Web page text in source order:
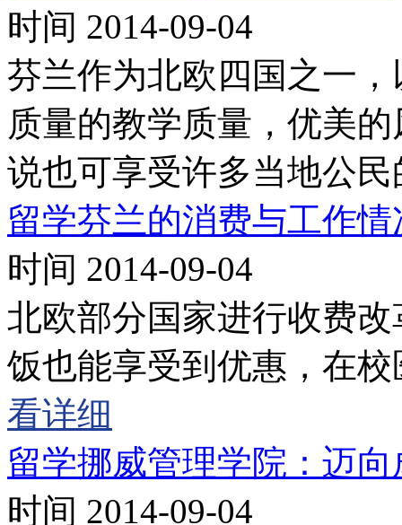
时间 2014-09-04
芬兰作为北欧四国之一
质量的教学质量，优美
说也可享受许多当地公
留学芬兰的消费与工作情
时间 2014-09-04
北欧部分国家进行收费
饭也能享受到优惠，在
看详细
留学挪威管理学院：迈
时间 2014-09-04